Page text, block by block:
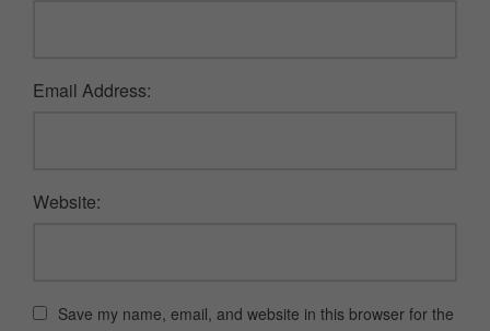
Email Address:
Website:
Save my name, email, and website in this browser for the